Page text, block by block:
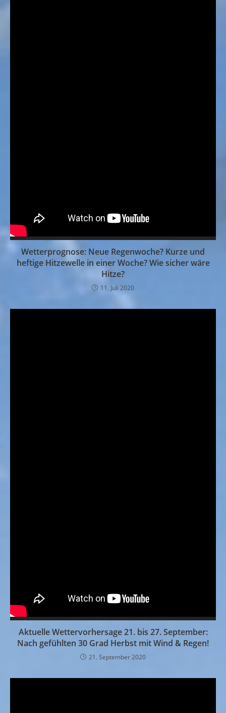
Wetterprognose: Neue Regenwoche? Kurze und
heftige Hitzewelle in einer Woche? Wie sicher wäre
Hitze?
11. Juli 2020
Aktuelle Wettervorhersage 21. bis 27. September:
Nach gefühlten 30 Grad Herbst mit Wind & Regen!
21. September 2020